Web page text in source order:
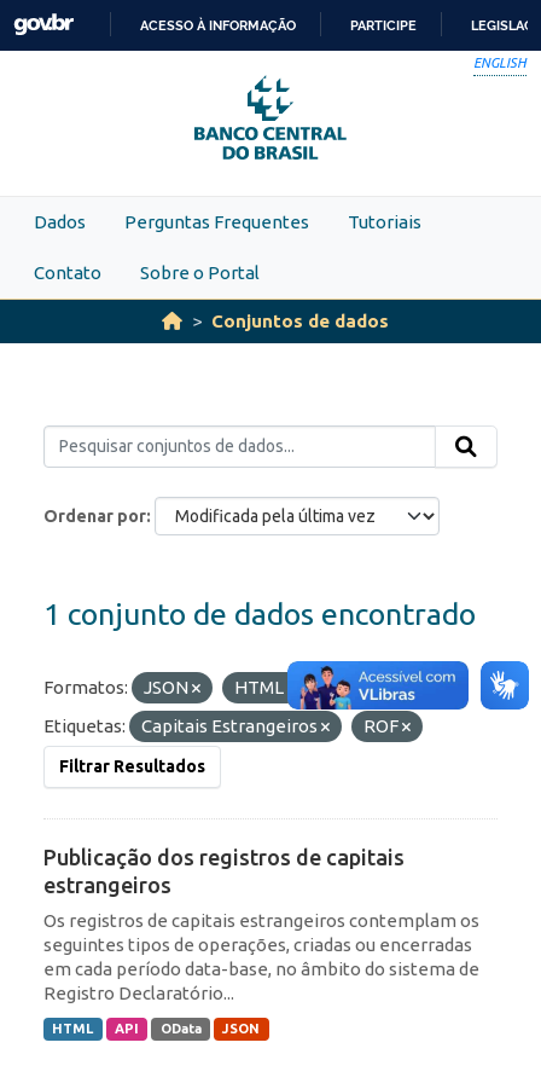
Skip to main content
PARA
O
CONTEÚDO
ACESSO À INFORMAÇÃO PARTICIPE
ENGLISH
Dados Perguntas Frequentes Tutoriais
Contato Sobre o Portal
Conjuntos de dados
Ordenar por
1 conjunto de dados encontrado
Formatos: JSON HTML
OData
Etiquetas:
Capitais Estrangeiros ROF
Filtrar Resultados
Publicação dos registros de capitais
estrangeiros
Os registros de capitais estrangeiros contemplam os
seguintes tipos de operações, criadas ou encerradas
em cada período data-base, no âmbito do sistema de
Registro Declaratório...
HTML API OData JSON